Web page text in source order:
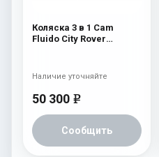
Коляска 3 в 1 Cam
Fluido City Rover
50 300 e
Сообщить
Наличие уточняйте